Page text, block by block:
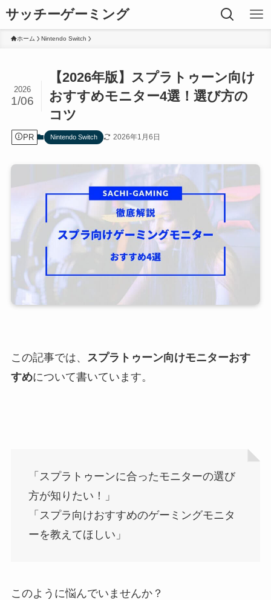
サッチーゲーミング
ホーム Nintendo Switch
【2026年版】スプラトゥーン向け
おすすめモニター4選！選び方の
コツ
2026
1/06
PR Nintendo Switch 2026年1月6日
この記事では、 スプラトゥーン向けモニターおす
すめについて書いています。
「スプラトゥーンに合ったモニターの選び
方が知りたい！」
「スプラ向けおすすめのゲーミングモニタ
ーを教えてほしい」
このように悩んでいませんか？